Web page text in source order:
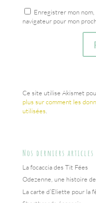
Enregistrer mon
navigateur pour mon
Ce site utilise Akismet
plus sur comment les
utilisées
Nos derniers articles
La focaccia des Tit Fées
Odezenne, une histoire
La carte d’Eliette pour la